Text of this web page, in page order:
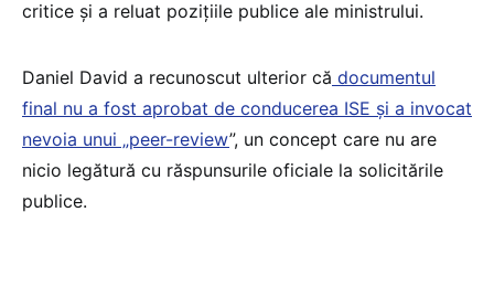
critice și a reluat pozițiile publice ale ministrului.
Daniel David a recunoscut ulterior că documentul
final nu a fost aprobat de conducerea ISE și a invocat
nevoia unui „peer-review”, un concept care nu are
nicio legătură cu răspunsurile oficiale la solicitările
publice.